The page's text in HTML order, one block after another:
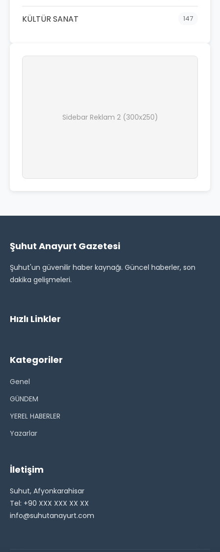
KÜLTÜR SANAT 147
Sidebar Reklam 2 (300x250)
Şuhut Anayurt Gazetesi
Şuhut'un güvenilir haber kaynağı. Güncel haberler, son
dakika gelişmeleri.
Hızlı Linkler
Kategoriler
Genel
GÜNDEM
YEREL HABERLER
Yazarlar
İletişim
Suhut, Afyonkarahisar
Tel: +90 XXX XXX XX XX
info@suhutanayurt.com